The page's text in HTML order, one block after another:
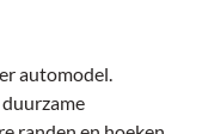
automodel.